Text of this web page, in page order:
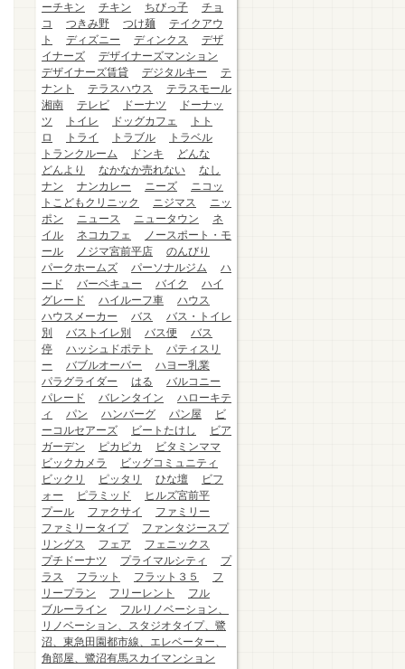
ーチキン
チキン ちびっ子
チョ
コ
つきみ野 つけ麺
テイクアウ
ト
ディズニー ディンクス
デザ
イナーズ
デザイナーズマンション
デザイナーズ賃貸
デジタルキー
テ
ナント
テラスハウス
テラスモール
湘南
テレビ ドーナツ
ドーナッ
ツ
トイレ ドッグカフェ
トト
ロ
トライ トラブル
トラベル
トランクルーム
ドンキ
どんな
どんより
なかなか売れない
なし
ナン
ナンカレー ニーズ
ニコッ
トこどもクリニック
ニジマス
ニッ
ポン
ニュース ニュータウン
ネ
イル
ネコカフェ
ノースポート・モ
ール
ノジマ宮前平店
のんびり
パークホームズ
パーソナルジム
ハ
ード
バーベキュー バイク
ハイ
グレード
ハイルーフ車
ハウス
ハウスメーカー
バス
バス・トイレ
別
バストイレ別 バス便
バス
停
ハッシュドポテト
パティスリ
ー
バブルオーバー
ハヨー乳業
パラグライダー
はる
バルコニー
パレード
バレンタイン
ハローキテ
ィ
パン ハンバーグ パン屋
ビ
ーコルセアーズ
ビートたけし
ビア
ガーデン
ピカピカ
ビタミンママ
ビックカメラ
ビッグコミュニティ
ビックリ
ピッタリ ひな壇
ビフ
ォー
ピラミッド
ヒルズ宮前平
プール
ファクサイ
ファミリー
ファミリータイプ
ファンタジースプ
リングス
フェア
フェニックス
プチドーナツ
プライマルシティ
プ
ラス
フラット フラット３５
フ
リープラン
フリーレント
フル
ブルーライン
フルリノベーション、
リノベーション、スタジオタイプ、鷺
沼、東急田園都市線、エレベーター、
角部屋、鷺沼有馬スカイマンション